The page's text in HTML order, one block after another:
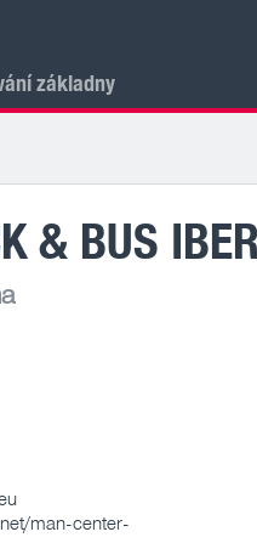
základny
& BUS
man-center-